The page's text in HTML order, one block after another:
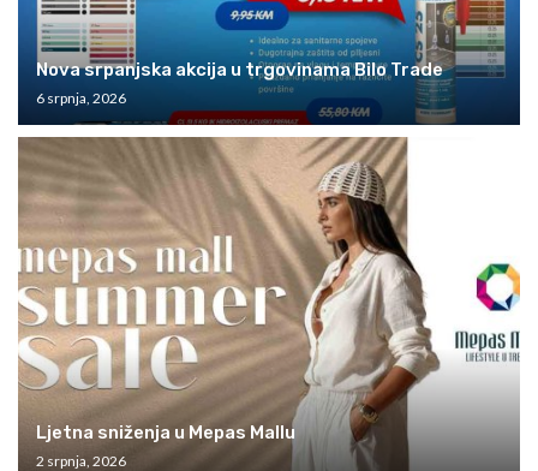
Nova srpanjska akcija u trgovinama Bilo Trade
6 srpnja, 2026
Ljetna sniženja u Mepas Mallu
2 srpnja, 2026